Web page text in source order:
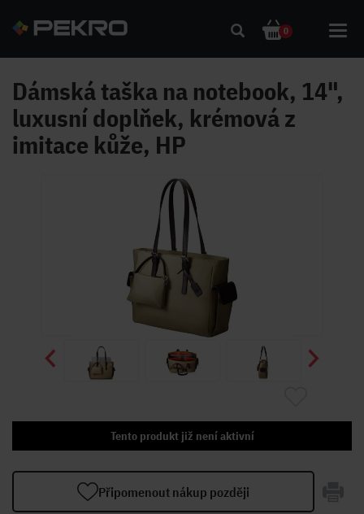
0
Dámská taška na notebook, 14",
luxusní doplňek, krémová z
imitace kůže, HP
Tento produkt již není aktivní
Připomenout nákup později